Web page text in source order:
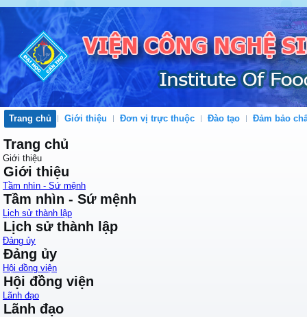
Trang chủ Giới thiệu Đơn vị trực thuộc Đào tạo Đảm bảo
Trang chủ
Giới thiệu
Giới thiệu
Tầm nhìn - Sứ mệnh
Tầm nhìn - Sứ mệnh
Lịch sử thành lập
Lịch sử thành lập
Đảng ủy
Đảng ủy
Hội đồng viện
Hội đồng viện
Lãnh đạo
Lãnh đạo